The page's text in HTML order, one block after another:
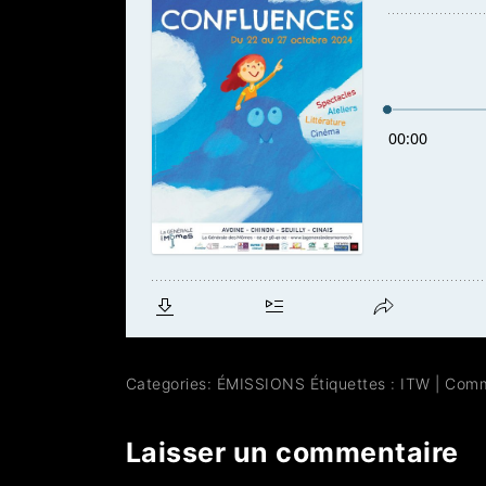
Categories: ÉMISSIONS Étiquettes : ITW
Laisser un commentaire